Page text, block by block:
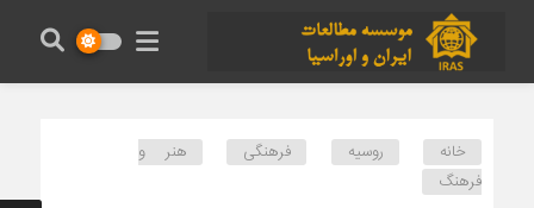
خانه روسیه فرهنگی
هنر و
فرهنگ